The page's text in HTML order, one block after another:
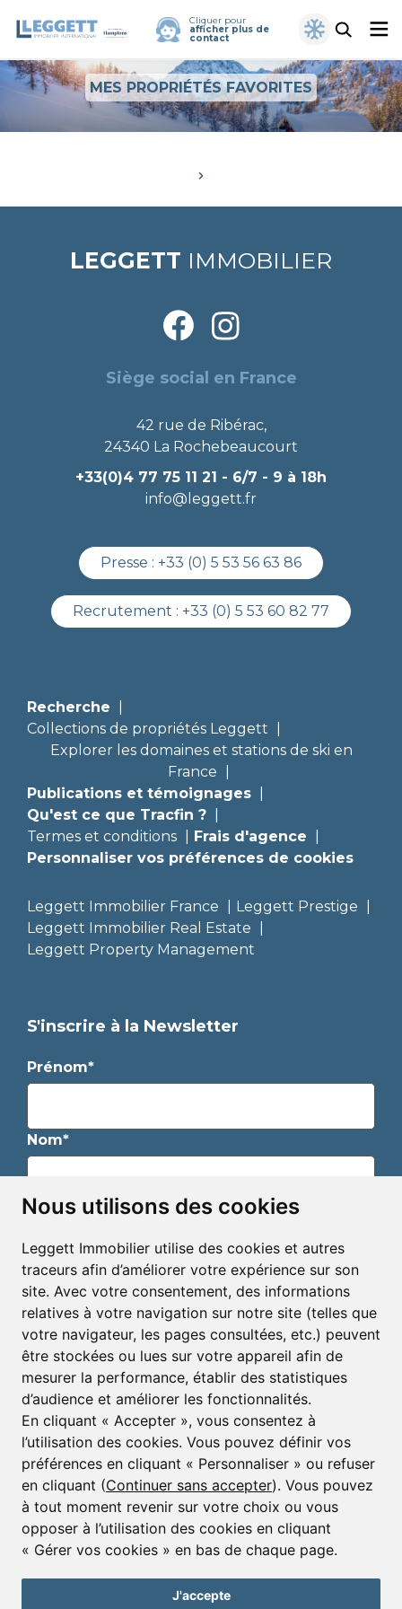
Nous utilisons des cookies
Leggett Immobilier utilise des cookies et autres
traceurs afin d’améliorer votre expérience sur son
site. Avec votre consentement, des informations
relatives à votre navigation sur notre site (telles que
votre navigateur, les pages consultées, etc.) peuvent
être stockées ou lues sur votre appareil afin de
mesurer la performance, établir des statistiques
d’audience et améliorer les fonctionnalités.
En cliquant « Accepter », vous consentez à
l’utilisation des cookies. Vous pouvez définir vos
préférences en cliquant « Personnaliser » ou refuser
en cliquant (Continuer sans accepter). Vous pouvez
à tout moment revenir sur votre choix ou vous
opposer à l’utilisation des cookies en cliquant
« Gérer vos cookies » en bas de chaque page.
J'accepte
Cliquer pour
afficher plus de
contact
MES PROPRIÉTÉS FAVORITES
LEGGETT IMMOBILIER
Siège social en France
42 rue de Ribérac,
24340 La Rochebeaucourt
+33(0)4 77 75 11 21 - 6/7 - 9 à 18h
info@leggett.fr
Presse : +33 (0) 5 53 56 63 86
Recrutement : +33 (0) 5 53 60 82 77
Recherche
Collections de propriétés Leggett
Explorer les domaines et stations de ski en
France
Publications et témoignages
Qu'est ce que Tracfin ?
Termes et conditions
Frais d'agence
Personnaliser vos préférences de cookies
Leggett Immobilier France
Leggett Prestige
Leggett Immobilier Real Estate
Leggett Property Management
S'inscrire à la Newsletter
Prénom*
Nom*
Email*
S'inscrire pour recevoir des alertes immobilières et
des bulletins d'informations
S'inscrire
© Copyright 2025 - 2026 Leggett Immobilier -
Mentions légales
Transactions sur Immeubles et Fonds de Commerce S.A.R.L
au Capital Social de 250 000€ RCS Périgueux : 434 086
930. N° de TVA FR 09434086930 Selon la loi du 2 janvier
1970. Carte professionnelle CPI 2401 2018 000 027 208
la Caisse de Garantie Galian : 89 rue de la Boétie 75008